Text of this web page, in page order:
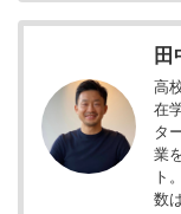
田
高
在
タ
業
ト
数